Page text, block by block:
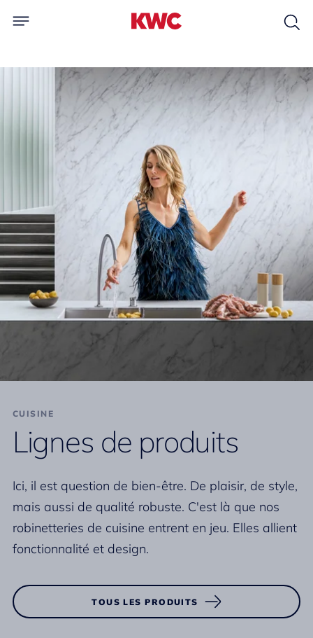
CUISINE
Lignes de produits
Ici, il est question de bien-être. De plaisir, de style,
mais aussi de qualité robuste. C'est là que nos
robinetteries de cuisine entrent en jeu. Elles allient
fonctionnalité et design.
TOUS LES PRODUITS